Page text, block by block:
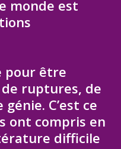
monde est
pour être
ruptures, de
C’est ce
ont compris en
difficile